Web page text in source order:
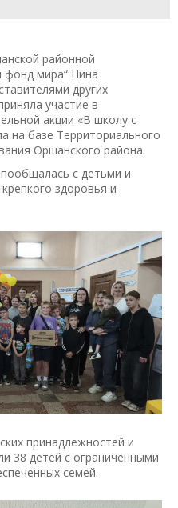
районной
фонд мира“ Нина
других
участие в
акции «В школу с
на базе Территориального
Оршанского района.
с детьми и
здоровья и
принадлежностей и
38 детей с ограниченными
семей.